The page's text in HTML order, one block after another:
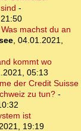
-
machst du an
, 04.01.2021,
kommt wo
05:13
der Credit Suisse
zu tun? -
ist
19:19